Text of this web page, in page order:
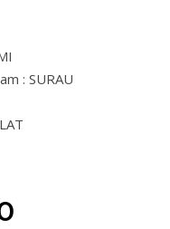
: SURAU